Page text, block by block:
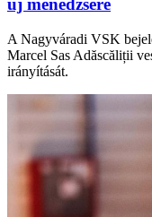
új menedzsere
A Nagyváradi VSK
Marcel Sas Adăscăliții
irányítását.